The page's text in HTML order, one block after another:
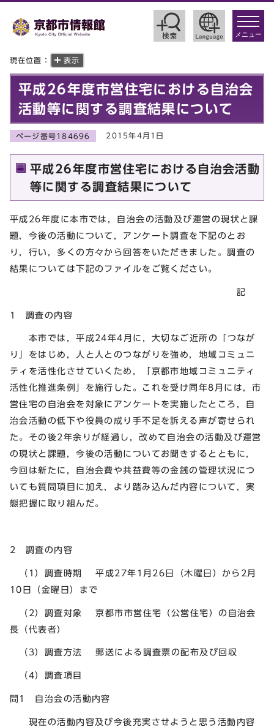
toggle
メニュー
現在位置： 表示
平成26年度市営住宅における自治会
活動等に関する調査結果について
ページ番号184696 2015年4月1日
平成26年度市営住宅における自治会活動
等に関する調査結果について
平成26年度に本市では，自治会の活動及び運営の現状と課
題，今後の活動について，アンケート調査を下記のとお
り，行い，多くの方々から回答をいただきました。調査の
結果については下記のファイルをご覧ください。
記
1 調査の内容
本市では，平成24年4月に，大切なご近所の「つなが
り」をはじめ，人と人とのつながりを強め，地域コミュニ
ティを活性化させていくため，「京都市地域コミュニティ
活性化推進条例」を施行した。これを受け同年8月には，市
営住宅の自治会を対象にアンケートを実施したところ，自
治会活動の低下や役員の成り手不足を訴える声が寄せられ
た。その後2年余りが経過し，改めて自治会の活動及び運営
の現状と課題，今後の活動についてお聞きするとともに，
今回は新たに，自治会費や共益費等の金銭の管理状況につ
いても質問項目に加え，より踏み込んだ内容について，実
態把握に取り組んだ。
2 調査の内容
（1）調査時期 平成27年1月26日（木曜日）から2月
10日（金曜日）まで
（2）調査対象 京都市市営住宅（公営住宅）の自治会
長（代表者）
（3）調査方法 郵送による調査票の配布及び回収
（4）調査項目
問1 自治会の活動内容
現在の活動内容及び今後充実させようと思う活動内容